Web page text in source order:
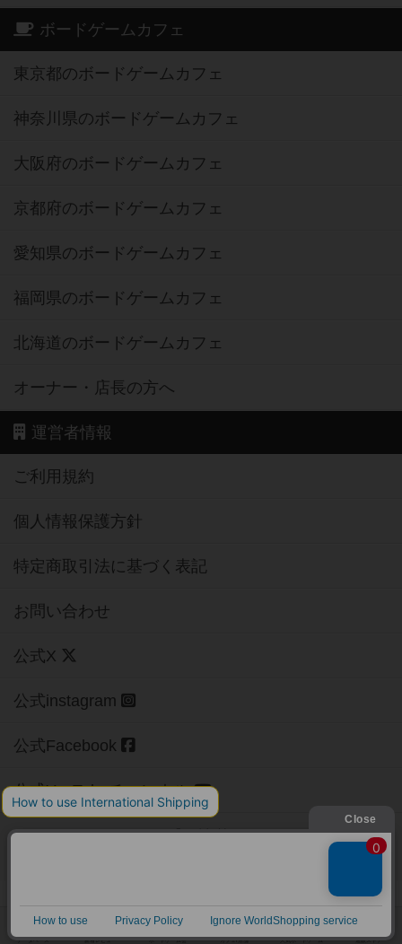
ボードゲームカフェ
東京都のボードゲームカフェ
神奈川県のボードゲームカフェ
大阪府のボードゲームカフェ
京都府のボードゲームカフェ
愛知県のボードゲームカフェ
福岡県のボードゲームカフェ
北海道のボードゲームカフェ
オーナー・店長の方へ
運営者情報
ご利用規約
個人情報保護方針
特定商取引法に基づく表記
お問い合わせ
公式X
公式instagram
公式Facebook
公式YouTubeチャンネル
Copyright (c)